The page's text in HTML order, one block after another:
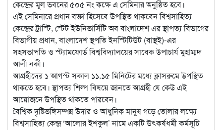
কেন্দ্রের মূল ভবনের ৫০৫ নং কক্ষে এ সেমিনার অনুষ্ঠিত হবে।
এই সেমিনারে প্রধান বক্তা হিসেবে উপস্থিত থাকবেন বিশ্বসাহিত্য
কেন্দ্রের ট্রাস্টি, স্টেট ইউনিভার্সিটি অব বাংলাদেশ এর স্থাপত্য বিভাগের
বিভাগীয় প্রধান, বাংলাদেশ স্থপতি ইনস্টিটিউট (বাস্থই)-এর
সহসভাপতি ও স্ট্যামফোর্ড বিশ্ববিদ্যালয়ের সাবেক উপাচার্য মুহাম্মদ
আলী নকী।
আগ্রহীদের ১ আগস্ট সকাল ১১.১৫ মিনিটের মধ্যে ক্লাসরুমে উপস্থিত
থাকতে হবে। স্থাপত্য শিল্প বিষয়ে জানতে আগ্রহী যে কেউ এই
আয়োজনে উপস্থিত থাকতে পারবেন।
বৈশ্বিক দৃষ্টিভঙ্গিসম্পন্ন উদার ও আধুনিক মানুষ গড়ে তোলার লক্ষ্যে
বিশ্বসাহিত্য কেন্দ্র ‘আলোর ইশকুল’ নামে একটি উৎকর্ষধর্মী কর্মসূচি